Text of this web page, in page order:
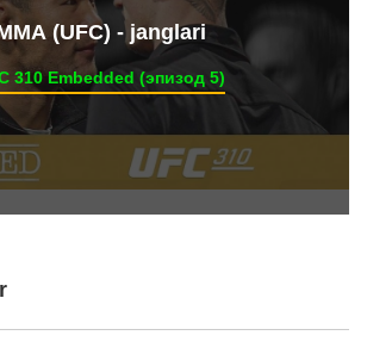
(UFC) - janglari
310 Embedded (эпизод 5)